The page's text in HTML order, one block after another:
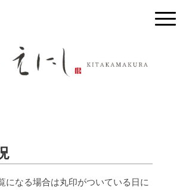
になる場合は丸印がついている日に